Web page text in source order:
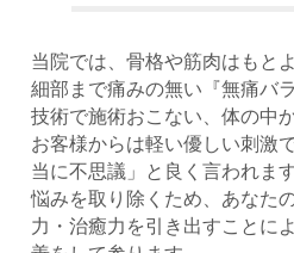
当院では、骨格や筋肉はもと
細部まで痛みの無い『無痛バ
技術で施術おこない、体の中
お客様からは軽い優しい刺激
当に不思議」と良く言われま
悩みを取り除くため、あなた
力・治癒力を引き出すことに